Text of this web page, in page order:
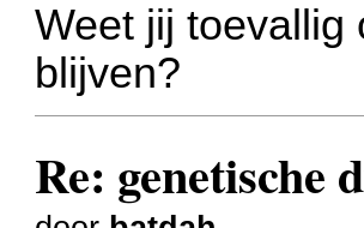
Weet jij toevallig
blijven?
Re: genetische